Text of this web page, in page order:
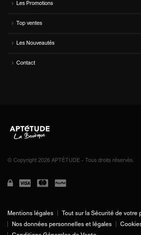
Les Promotions
Top ventes
Les Nouveautés
Contact
© Copyright 2026 APTÉTUDE - Tous droits réservés.
Mentions légales
Tout sur la Sécurité de votre
Nos données personnelles et légales